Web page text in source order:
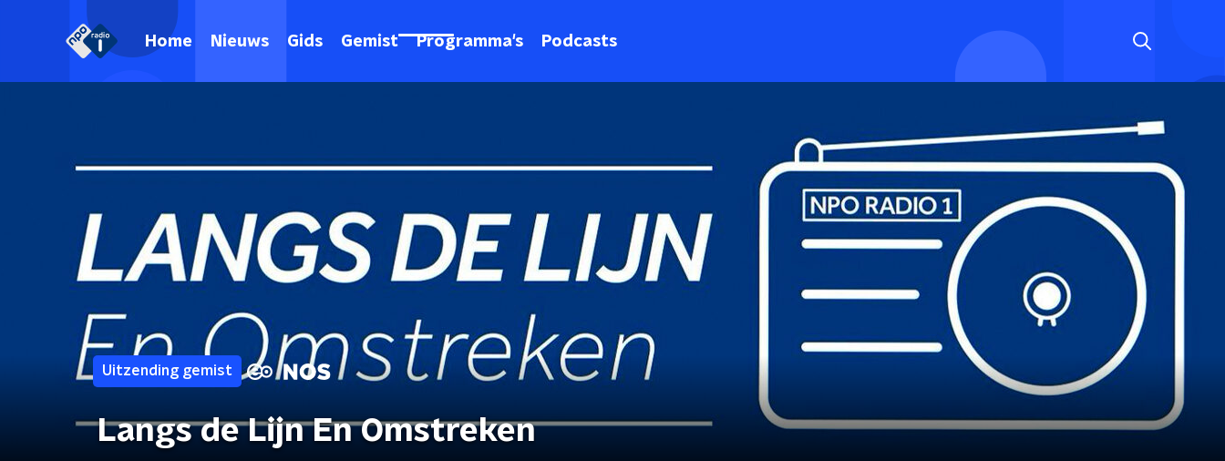
Home Nieuws Gids Gemist Programma's Podcasts
Uitzending gemist
Langs de Lijn En Omstreken